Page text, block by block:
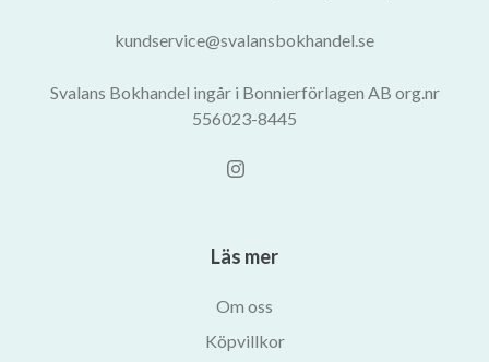
kundservice@svalansbokhandel.se
Svalans Bokhandel ingår i Bonnierförlagen AB org.nr
556023-8445
Läs mer
Om oss
Köpvillkor